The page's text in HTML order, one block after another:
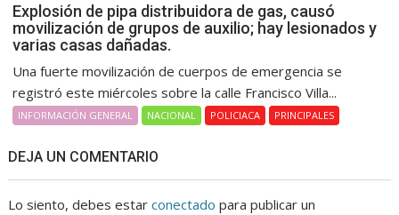
Explosión de pipa distribuidora de gas, causó
movilización de grupos de auxilio; hay lesionados y
varias casas dañadas.
Una fuerte movilización de cuerpos de emergencia se
registró este miércoles sobre la calle Francisco Villa...
INFORMACIÓN GENERAL NACIONAL POLICIACA PRINCIPALES
DEJA UN COMENTARIO
Lo siento, debes estarconectado para publicar un